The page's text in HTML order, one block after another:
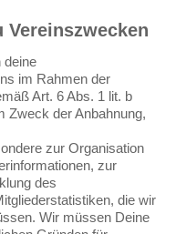
Vereinszwecken
deine
im Rahmen der
Art. 6 Abs. 1 lit. b
Zweck der Anbahnung,
zur Organisation
zur
des
die wir
Wir müssen Deine